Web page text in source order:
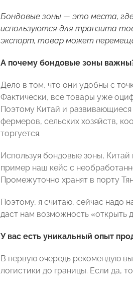
Бондовые зоны — это места,
используются для транзита
экспорт, товар может
А почему бондовые зоны
Дело в том, что они удобны с
Фактически, все товары уже
Поэтому Китай и развивающиеся
фермеров, сельских хозяйств,
торгуется.
Используя бондовые зоны, Китай
пример наш кейс с
Промежуточно хранят в порту
Поэтому, я считаю, сейчас надо
даст нам возможность «открыть
У вас есть уникальный опыт
В первую очередь рекомендую
логистики до границы. Если да,